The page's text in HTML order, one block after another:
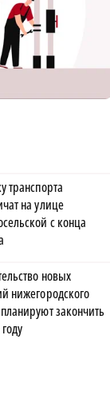
транспорта
на улице
с конца
новых
нижегородского
закончить